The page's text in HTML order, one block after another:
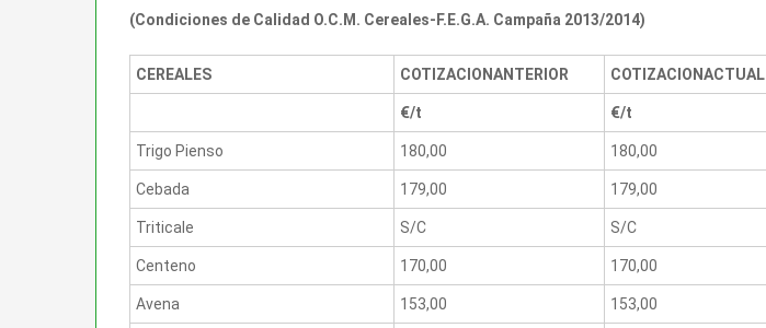
(Condiciones de Calidad O.C.M. Cereales-F.E.G.A. Campaña 2013/2014)
CEREALES COTIZACIONANTERIOR COTIZACIONACTUAL
€/t €/t
Trigo Pienso 180,00 180,00
Cebada 179,00 179,00
Triticale S/C S/C
Centeno 170,00 170,00
Avena 153,00 153,00